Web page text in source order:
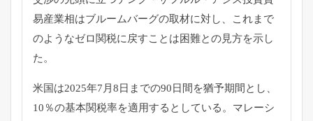
易産業相はブルームバーグの取材に対し、
これまで
のようなゼロ関税に戻すことは困難との見方を示し
た。
米国は2025年7月8日までの90日間を猶予期間とし、
10％の基本関税率を適用するとしている。 マレーシ